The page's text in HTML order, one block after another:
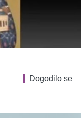
Dogodilo se